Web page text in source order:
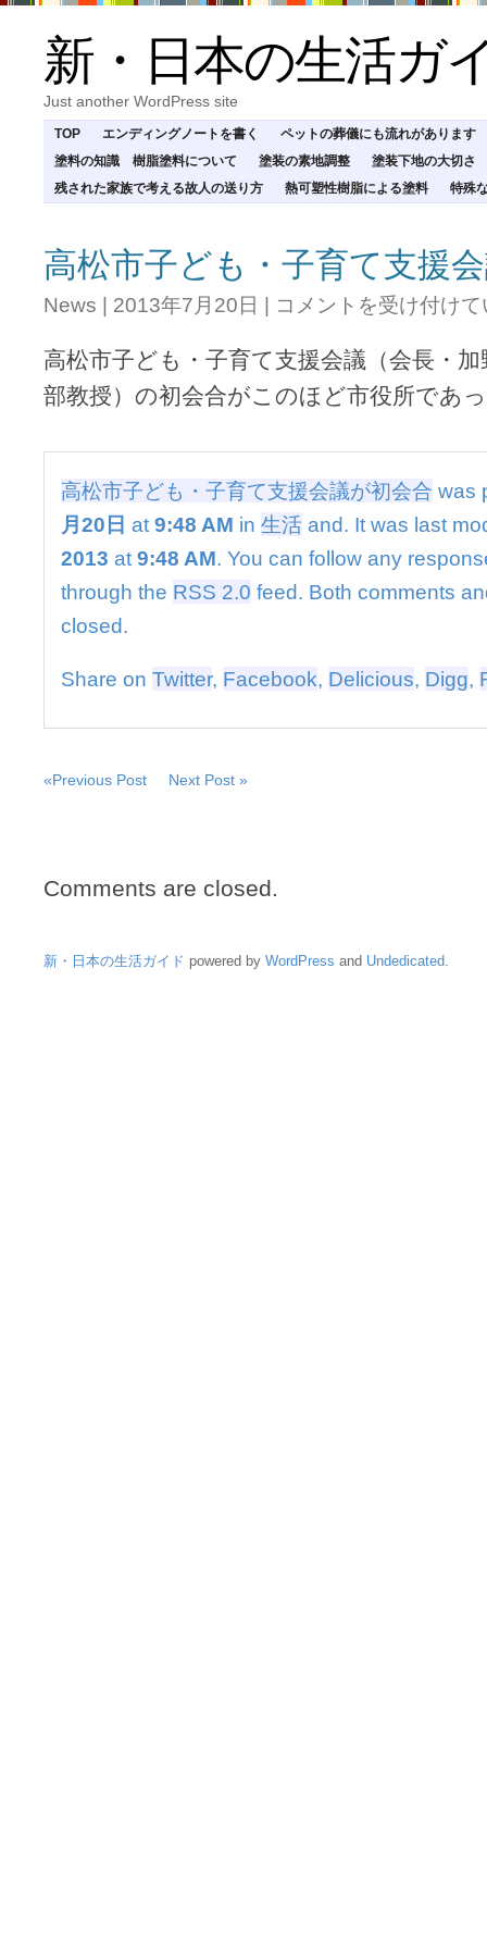
新・日本の生活ガ
Just another WordPress site
TOP エンディングノートを書く
ペットの葬儀にも流れがあります
塗料の知識 樹脂塗料について
塗装の素地調整
塗装下地の大切さ
残された家族で考える故人の送り方
熱可塑性樹脂による塗料 特殊
高松市子ども・子育て支援
News | 2013年7月20日 | 高
子
ど
も・
育
支
援
会
議
初
コメントを受け付け
高松市子ども・子育て支援会議（会長・
部教授）の初会合がこのほど市役所であ
高松市子ども・子育て支援会議が初会合 was
月20日 at 9:48 AM in 生活 and. It was last
2013 at 9:48 AM. You can follow any
through the RSS 2.0 feed. Both comments
closed.
Share on Twitter, Facebook, Delicious, Digg,
«Previous Post Next Post »
Comments are closed.
新・日本の生活ガイド powered by WordPress and Undedicated.